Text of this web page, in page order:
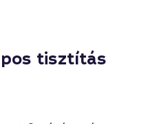
tisztítás